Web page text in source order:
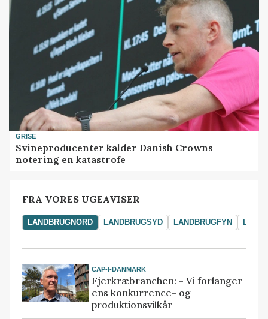
GRISE
Svineproducenter kalder Danish Crowns
notering en katastrofe
FRA VORES UGEAVISER
LANDBRUGNORD LANDBRUGSYD LANDBRUGFYN
CAP-I-DANMARK
Fjerkræbranchen: - Vi forlanger
ens konkurrence- og
produktionsvilkår